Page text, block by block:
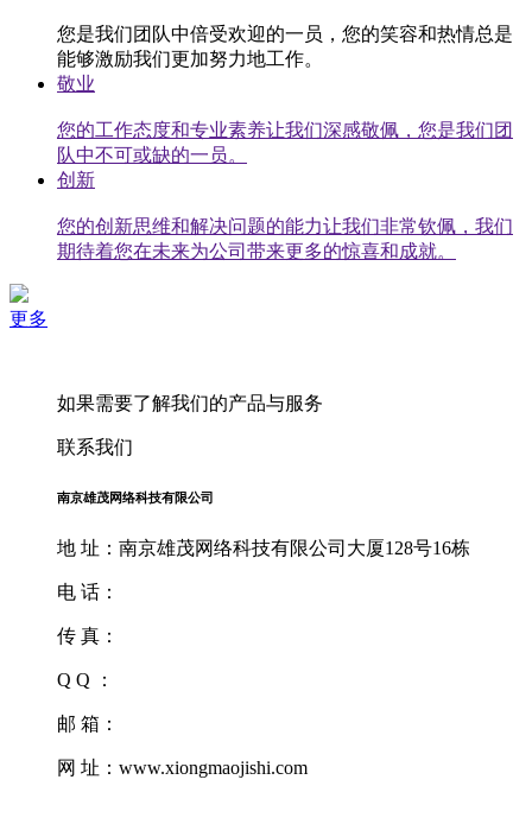
您是我们团队中倍受欢迎的一员，您的笑容和热情总是
能够激励我们更加努力地工作。
敬业
您的工作态度和专业素养让我们深感敬佩，您是我们团
队中不可或缺的一员。
创新
您的创新思维和解决问题的能力让我们非常钦佩，我们
期待着您在未来为公司带来更多的惊喜和成就。
更多
如果需要了解我们的产品与服务
联系我们
南京雄茂网络科技有限公司
地 址：南京雄茂网络科技有限公司大厦128号16栋
电 话：
传 真：
Q Q ：
邮 箱：
网 址：www.xiongmaojishi.com